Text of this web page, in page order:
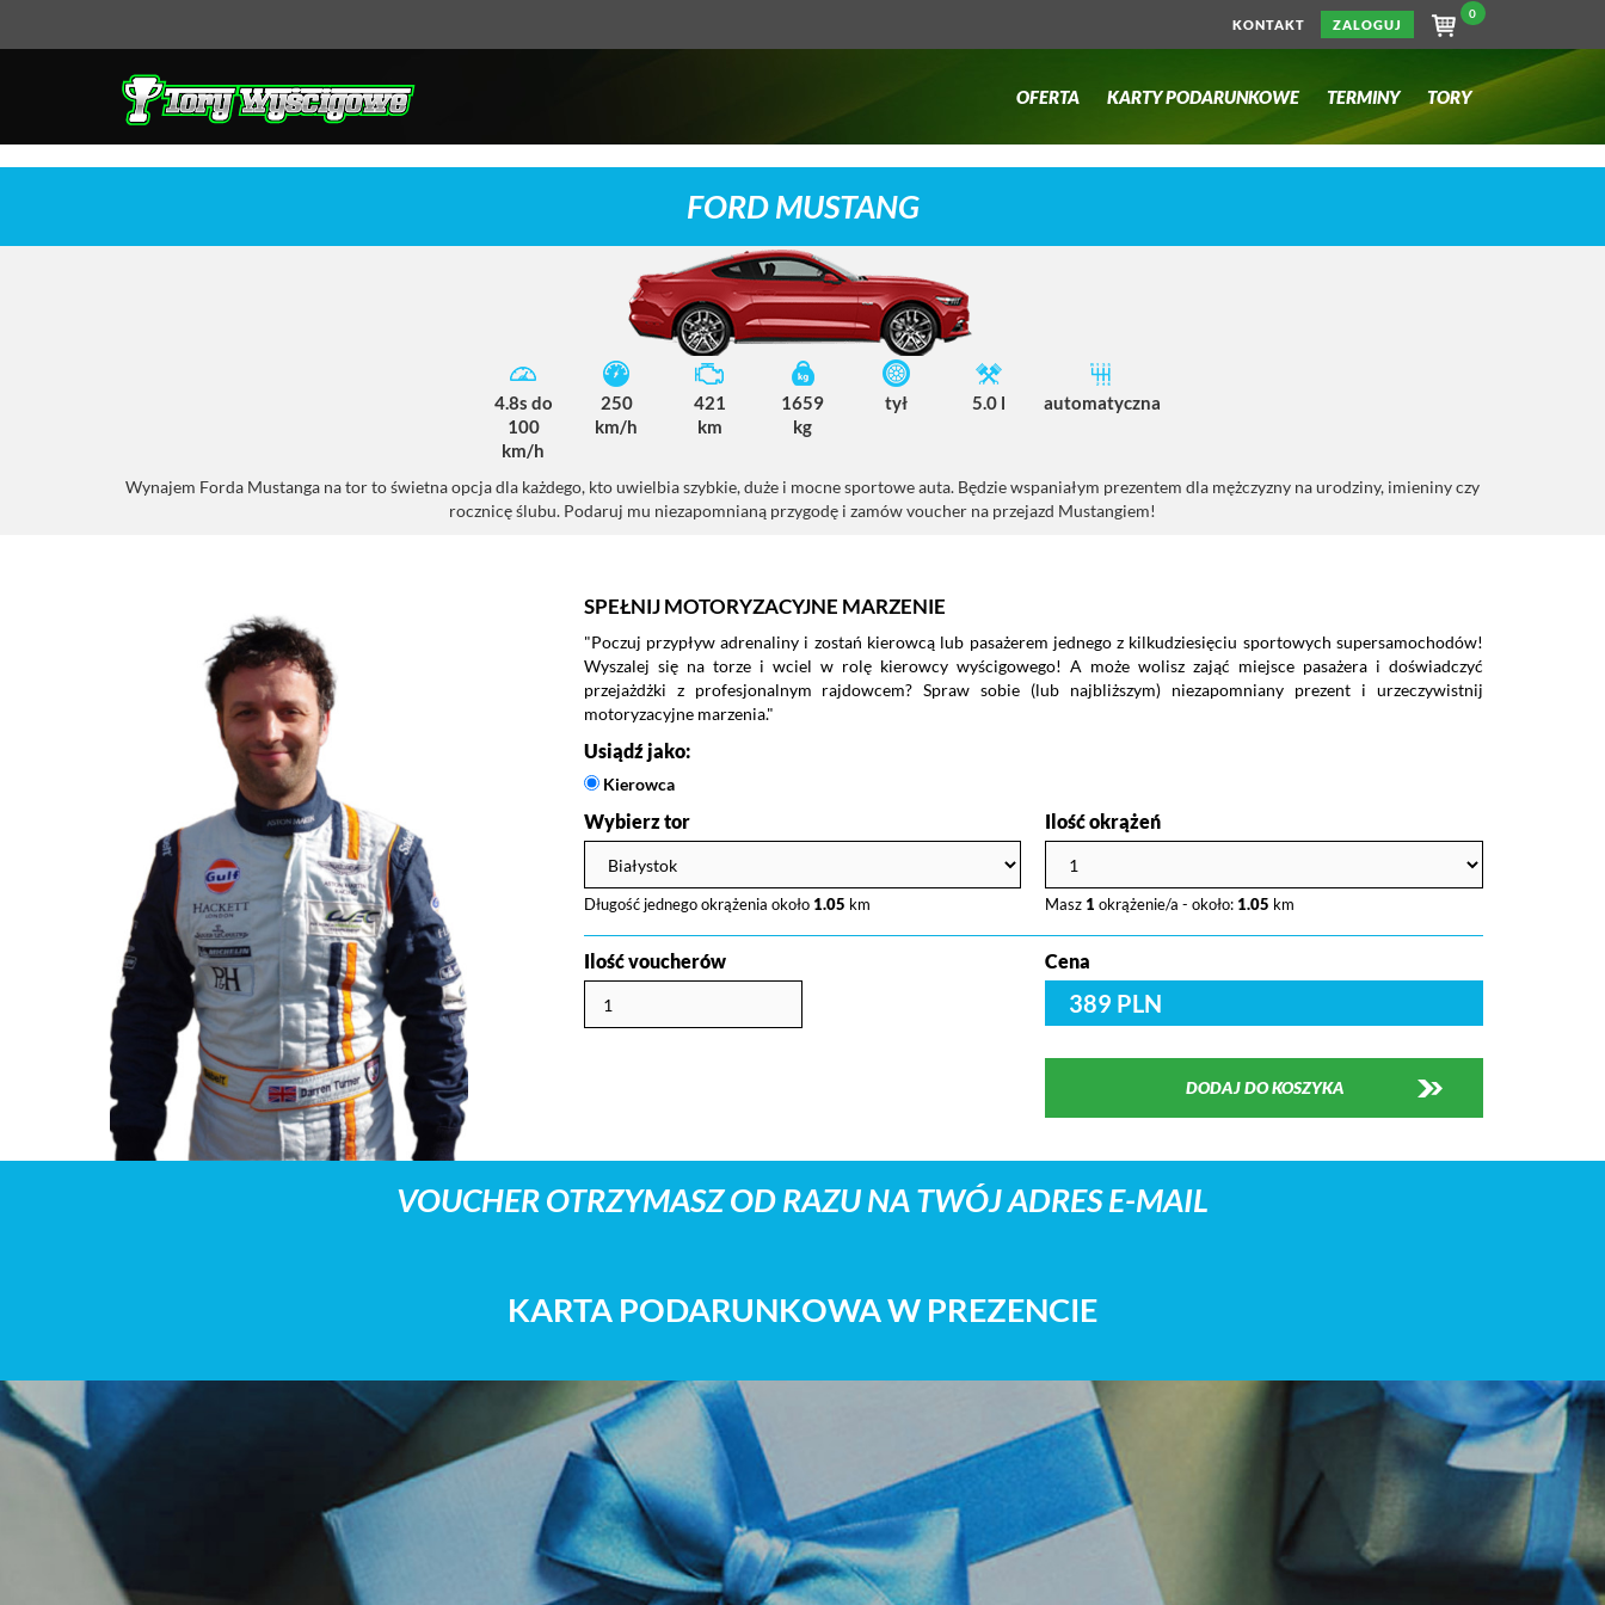
KONTAKT ZALOGUJ
0
OFERTA KARTY PODARUNKOWE TERMINY TORY
FORD MUSTANG
4.8s do
100
km/h
250
km/h
421
km
1659
kg
tył 5.0 l automatyczna
Wynajem Forda Mustanga na tor to świetna opcja dla każdego, kto uwielbia szybkie, duże i mocne sportowe auta. Będzie wspaniałym prezentem dla mężczyzny na urodziny, imieniny czy
rocznicę ślubu. Podaruj mu niezapomnianą przygodę i zamów voucher na przejazd Mustangiem!
SPEŁNIJ MOTORYZACYJNE MARZENIE
"Poczuj przypływ adrenaliny i zostań kierowcą lub pasażerem jednego z kilkudziesięciu sportowych supersamochodów!
Wyszalej się na torze i wciel w rolę kierowcy wyścigowego! A może wolisz zająć miejsce pasażera i doświadczyć
przejażdżki z profesjonalnym rajdowcem? Spraw sobie (lub najbliższym) niezapomniany prezent i urzeczywistnij
motoryzacyjne marzenia."
Usiądź jako:
Kierowca
Wybierz tor
Długość jednego okrążenia około 1.05 km
Ilość okrążeń
Masz 1 okrążenie/a - około: 1.05 km
Ilość voucherów Cena
389 PLN
DODAJ DO KOSZYKA
VOUCHER OTRZYMASZ OD RAZU NA TWÓJ ADRES E-MAIL
KARTA PODARUNKOWA W PREZENCIE